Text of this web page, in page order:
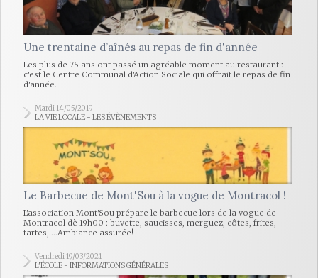
Une trentaine d’aînés au repas de fin d'année
Les plus de 75 ans ont passé un agréable moment au restaurant :
c'est le Centre Communal d'Action Sociale qui offrait le repas de fin
d'année.
Mardi 14/05/2019
LA VIE LOCALE - LES ÉVÈNEMENTS
Le Barbecue de Mont'Sou à la vogue de Montracol !
L'association Mont'Sou prépare le barbecue lors de la vogue de
Montracol dè 19h00 : buvette, saucisses, merguez, côtes, frites,
tartes,....Ambiance assurée!
Vendredi 19/03/2021
L'ÉCOLE - INFORMATIONS GÉNÉRALES